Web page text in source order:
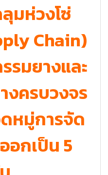
มห่วงโซ่
Chain)
รมยางและ
งครบวงจร
หมู่การจัด
อกเป็น 5